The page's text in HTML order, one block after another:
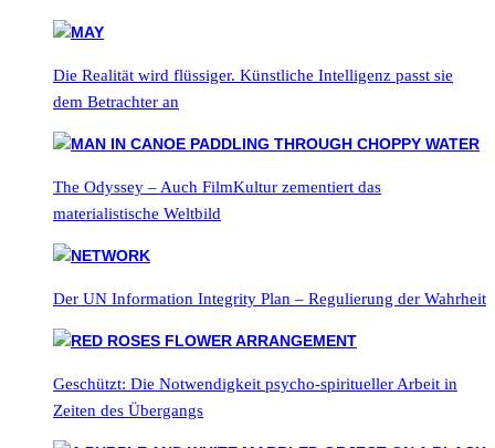
Die Realität wird flüssiger. Künstliche Intelligenz passt sie
dem Betrachter an
The Odyssey – Auch FilmKultur zementiert das
materialistische Weltbild
Der UN Information Integrity Plan – Regulierung der Wahrheit
Geschützt: Die Notwendigkeit psycho-spiritueller Arbeit in
Zeiten des Übergangs